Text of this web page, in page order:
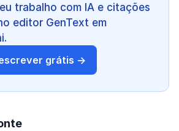
trabalho com IA e citações
editor GenText em
grátis →